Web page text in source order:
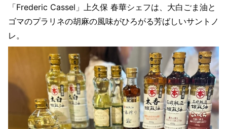
「Frederic Cassel」上久保 春華シェフは、大白ごま油と
ゴマのプラリネの胡麻の風味がひろがる芳ばしいサントノ
レ。